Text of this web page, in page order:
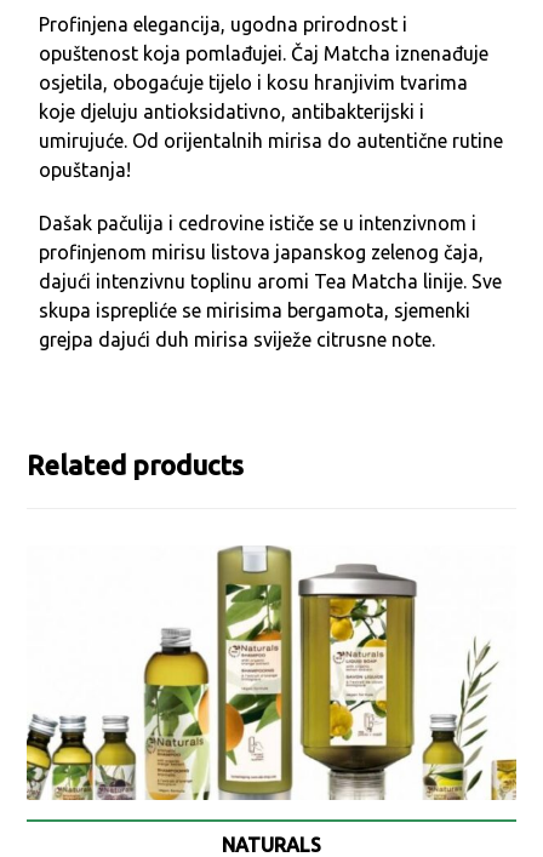
Profinjena elegancija, ugodna prirodnost i
opuštenost koja pomlađujei. Čaj Matcha iznenađuje
osjetila, obogaćuje tijelo i kosu hranjivim tvarima
koje djeluju antioksidativno, antibakterijski i
umirujuće. Od orijentalnih mirisa do autentične rutine
opuštanja!
Dašak pačulija i cedrovine ističe se u intenzivnom i
profinjenom mirisu listova japanskog zelenog čaja,
dajući intenzivnu toplinu aromi Tea Matcha linije. Sve
skupa isprepliće se mirisima bergamota, sjemenki
grejpa dajući duh mirisa sviježe citrusne note.
Related products
NATURALS